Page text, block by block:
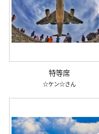
特等席
☆ケン☆